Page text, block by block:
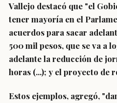
Vallejo destacó que "el
tener mayoría en el
acuerdospara sacar
500 mil pesos, que se va a
adelante la reducción de
horas (...); y el proyecto de
Estos ejemplos, agregó,